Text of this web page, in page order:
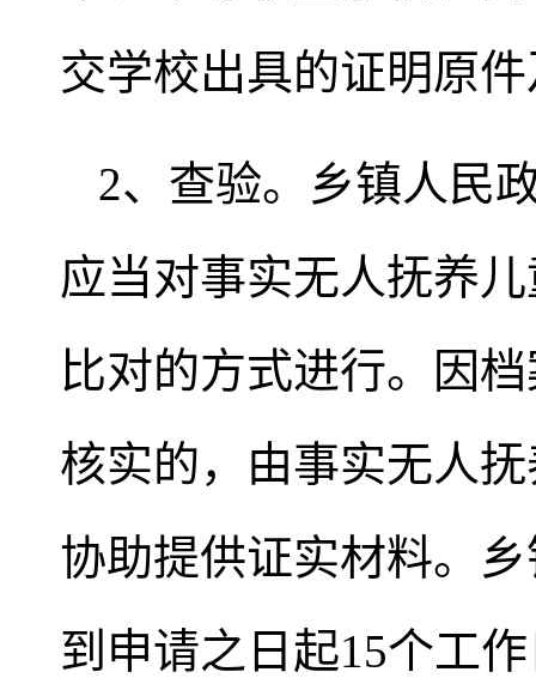
交学校出具的证明原
2、查验。乡镇人民
应当对事实无人抚养
比对的方式进行。因
核实的，由事实无人
协助提供证实材料。
到申请之日起15个工